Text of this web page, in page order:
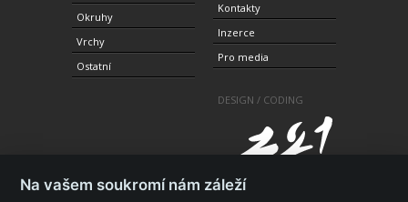
Okruhy
Vrchy
Ostatní
Kontakty
Inzerce
Pro media
DESIGN / CODING
Na vašem soukromí nám záleží